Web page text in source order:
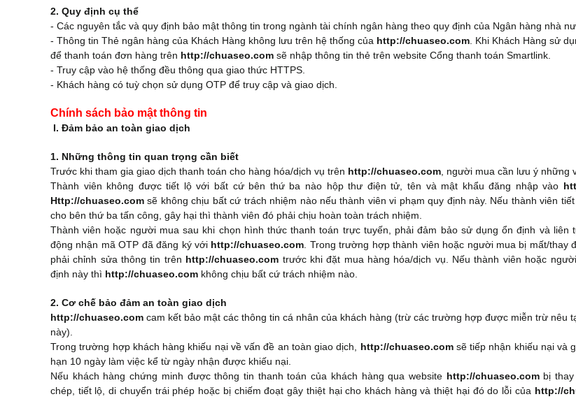
2. Quy định cụ thể
- Các nguyên tắc và quy định bảo mật thông tin trong ngành tài chính ngân hàng theo quy định của Ngân hàng nhà
- Thông tin Thẻ ngân hàng của Khách Hàng không lưu trên hệ thống của http://chuaseo.com . Khi Khách Hàng sử
để thanh toán đơn hàng trên http://chuaseo.com sẽ nhập thông tin thẻ trên website Cổng thanh toán Smartlink.
- Truy cập vào hệ thống đều thông qua giao thức HTTPS.
- Khách hàng có tuỳ chọn sử dụng OTP để truy cập và giao dịch.
Chính sách bảo mật thông tin
I. Đảm bảo an toàn giao dịch
​1. Những thông tin quan trọng cần biết
Trước khi tham gia giao dịch thanh toán cho hàng hóa/dịch vụ trên http://chuaseo.com , người mua cần lưu ý những
Thành viên không được tiết lộ với bất cứ bên thứ ba nào hộp thư điện tử, tên và mật khẩu đăng nhập vào
Http://chuaseo.com sẽ không chịu bất cứ trách nhiệm nào nếu thành viên vi phạm quy định này. Nếu thành viên
cho bên thứ ba tấn công, gây hại thì thành viên đó phải chịu hoàn toàn trách nhiệm.
Thành viên hoặc người mua sau khi chọn hình thức thanh toán trực tuyến, phải đảm bảo sử dụng ổn định và liên
động nhận mã OTP đã đăng ký với http://chuaseo.com . Trong trường hợp thành viên hoặc người mua bị mất/thay
phải chỉnh sửa thông tin trên http://chuaseo.com trước khi đặt mua hàng hóa/dịch vụ. Nếu thành viên hoặc
định này thì http://chuaseo.com không chịu bất cứ trách nhiệm nào.
2. Cơ chế bảo đảm an toàn giao dịch
http://chuaseo.com cam kết bảo mật các thông tin cá nhân của khách hàng (trừ các trường hợp được miễn trừ nêu
này).
Trong trường hợp khách hàng khiếu nại về vấn đề an toàn giao dịch, http://chuaseo.comsẽ tiếp nhận khiếu nại và
hạn 10 ngày làm việc kể từ ngày nhận được khiếu nại.
Nếu khách hàng chứng minh được thông tin thanh toán của khách hàng qua website http://chuaseo.combị thay
chép, tiết lộ, di chuyển trái phép hoặc bị chiếm đoạt gây thiệt hại cho khách hàng và thiệt hại đó do lỗi của http://